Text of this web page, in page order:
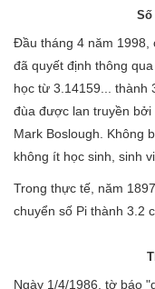
Đầu tháng 4 năm 1998,
đã quyết định thông
học từ 3.14159... thành
đùa được lan truyền
Mark Boslough. Không
không ít học sinh, sinh
Trong thực tế, năm
chuyển số Pi thành 3.2
Ngày 1/4/1986, tờ báo